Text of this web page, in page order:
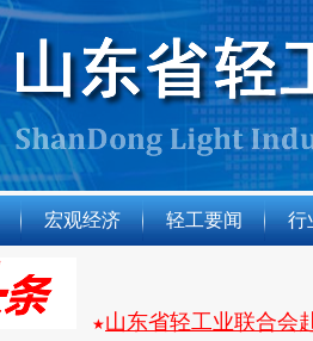
宏观经济 轻工要闻 行
★山东省轻工业联合会